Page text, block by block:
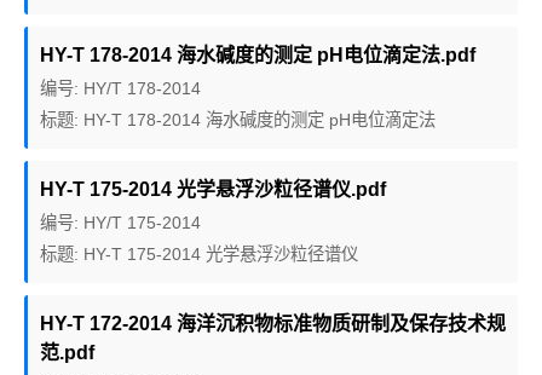
HY-T 178-2014 海水碱度的测定 pH电位滴定法.pdf
编号: HY/T 178-2014
标题: HY-T 178-2014 海水碱度的测定 pH电位滴定法
HY-T 175-2014 光学悬浮沙粒径谱仪.pdf
编号: HY/T 175-2014
标题: HY-T 175-2014 光学悬浮沙粒径谱仪
HY-T 172-2014 海洋沉积物标准物质研制及保存技术规
范.pdf